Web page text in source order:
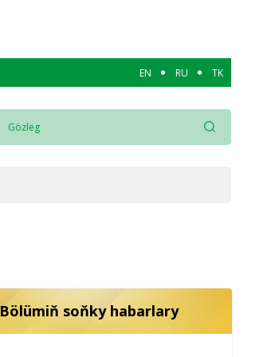
EN RU TK
Bölümiň soňky habarlary